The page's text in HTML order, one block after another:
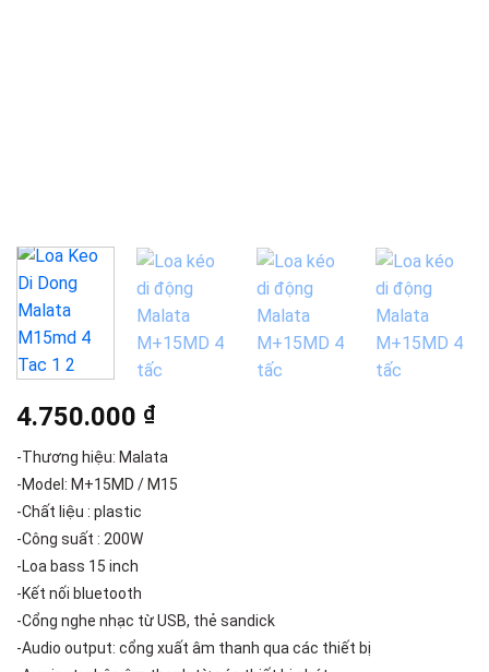
4.750.000 ₫
-Thương hiệu: Malata
-Model: M+15MD / M15
-Chất liệu : plastic
-Công suất : 200W
-Loa bass 15 inch
-Kết nối bluetooth
-Cổng nghe nhạc từ USB, thẻ sandick
-Audio output: cổng xuất âm thanh qua các thiết bị